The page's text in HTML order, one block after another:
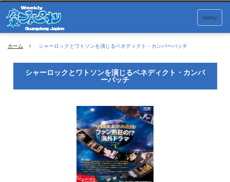
menu
ホーム シャーロックとワトソンを演じるベネディクト・カンバーバッチ
シャーロックとワトソンを演じるベネディクト・カンバ
ーバッチ